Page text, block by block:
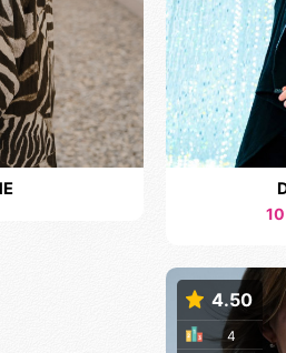
4.50
4